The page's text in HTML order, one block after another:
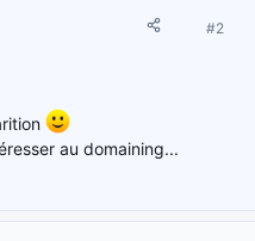
#2
au domaining...